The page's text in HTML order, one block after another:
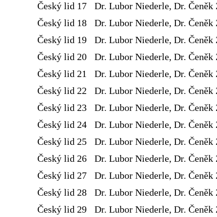
Český lid 17
Dr. Lubor Niederle, Dr. Čeněk
Český lid 18
Dr. Lubor Niederle, Dr. Čeněk
Český lid 19
Dr. Lubor Niederle, Dr. Čeněk
Český lid 20
Dr. Lubor Niederle, Dr. Čeněk
Český lid 21
Dr. Lubor Niederle, Dr. Čeněk
Český lid 22
Dr. Lubor Niederle, Dr. Čeněk
Český lid 23
Dr. Lubor Niederle, Dr. Čeněk
Český lid 24
Dr. Lubor Niederle, Dr. Čeněk
Český lid 25
Dr. Lubor Niederle, Dr. Čeněk
Český lid 26
Dr. Lubor Niederle, Dr. Čeněk
Český lid 27
Dr. Lubor Niederle, Dr. Čeněk
Český lid 28
Dr. Lubor Niederle, Dr. Čeněk
Český lid 29
Dr. Lubor Niederle, Dr. Čeněk